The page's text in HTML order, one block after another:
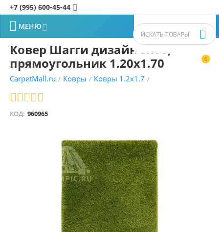
+7 (995) 600-45-44 
0


 МЕНЮ
Ковер Шагги дизайн sh06,
прямоугольник 1.20x1.70
CarpetMall.ru / Ковры / Ковры 1.2x1.7 /
КОД: 960965